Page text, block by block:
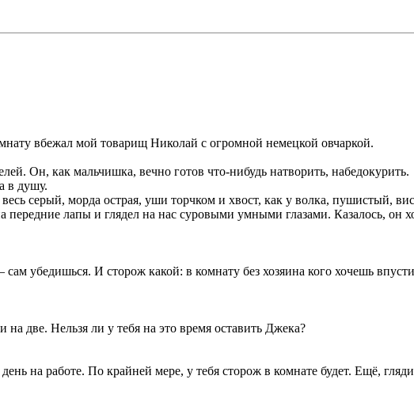
вбежал мой товарищ Николай с огромной немецкой овчаркой.
Он, как мальчишка, вечно готов что-нибудь натворить, набедокурить.
в душу.
серый, морда острая, уши торчком и хвост, как у волка, пушистый,
лапы и глядел на нас суровыми умными глазами. Казалось, он
убедишься. И сторож какой: в комнату без хозяина кого хочешь
две. Нельзя ли у тебя на это время оставить Джека?
на работе. По крайней мере, у тебя сторож в комнате будет. Ещё,